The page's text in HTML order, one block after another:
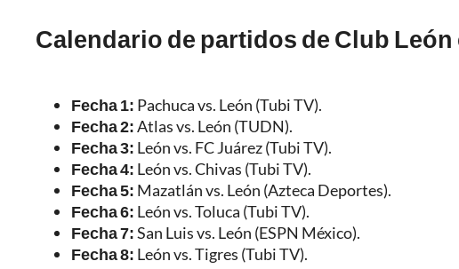
Calendario de partidos de Club León
Fecha 1: Pachuca vs. León (Tubi TV).
Fecha 2:Atlas vs. León (TUDN).
Fecha 3: León vs. FC Juárez (Tubi TV).
Fecha 4: León vs. Chivas (Tubi TV).
Fecha 5: Mazatlán vs. León (Azteca Deportes).
Fecha 6: León vs. Toluca (Tubi TV).
Fecha 7:San Luis vs. León (ESPN México).
Fecha 8: León vs. Tigres (Tubi TV).